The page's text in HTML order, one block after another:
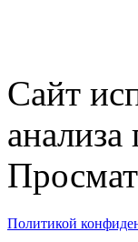
Сайт
Политикой